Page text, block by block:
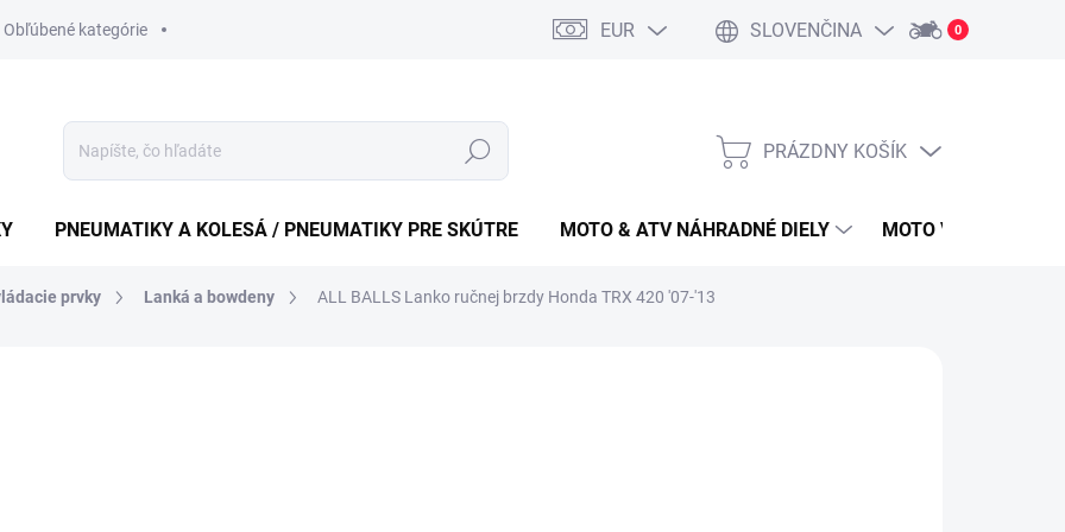
Obľúbené kategórie EUR SLOVENČINA 0
Hľadať
NÁKUPNÝ
PRÁZDNY KOŠÍK
PNEUMATIKY A KOLESÁ / PNEUMATIKY PRE SKÚTRE MOTO & ATV NÁHRADNÉ DIELY MOTO VÝBAVA
prvky Lanká a bowdeny ALL BALLS Lanko ručnej brzdy Honda TRX 420 '07-'13